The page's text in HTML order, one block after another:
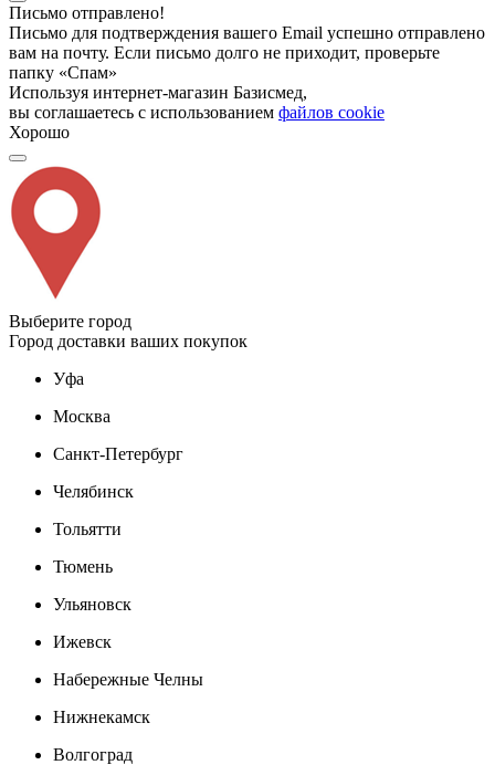
Письмо отправлено!
Письмо для подтверждения вашего Email успешно отправлено
вам на почту. Если письмо долго не приходит, проверьте
папку «Спам»
Используя интернет-магазин Базисмед,
вы соглашаетесь с использованием файлов cookie
Хорошо
Выберите город
Город доставки ваших покупок
Уфа
Москва
Санкт-Петербург
Челябинск
Тольятти
Тюмень
Ульяновск
Ижевск
Набережные Челны
Нижнекамск
Волгоград